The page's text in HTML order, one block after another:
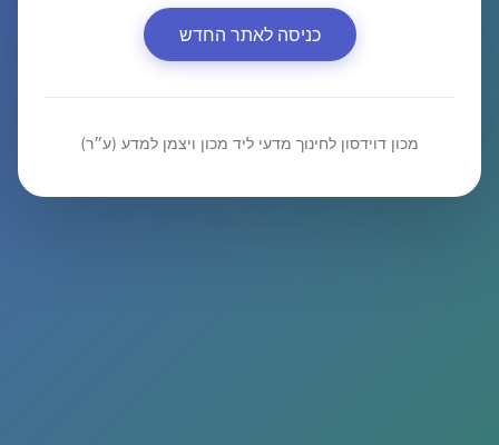
כניסה לאתר החדש
מכון דוידסון לחינוך מדעי ליד מכון ויצמן למדע (ע״ר)